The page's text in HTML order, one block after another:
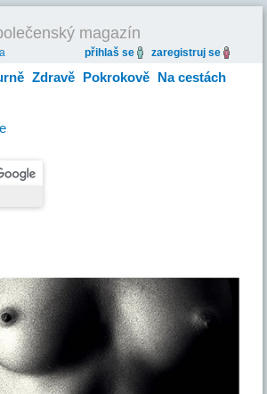
magazín
přihlaš se zaregistruj se
Zdravě Pokrokově Na cestách